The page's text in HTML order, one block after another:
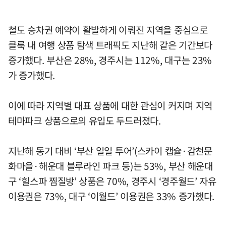
철도 승차권 예약이 활발하게 이뤄진 지역을 중심으로
클룩 내 여행 상품 탐색 트래픽도 지난해 같은 기간보다
증가했다. 부산은 28%, 경주시는 112%, 대구는 23%
가 증가했다.
이에 따라 지역별 대표 상품에 대한 관심이 커지며 지역
테마파크 상품으로의 유입도 두드러졌다.
지난해 동기 대비 ‘부산 일일 투어’(스카이 캡슐·감천문
화마을·해운대 블루라인 파크 등)는 53%, 부산 해운대
구 ‘힐스파 찜질방’ 상품은 70%, 경주시 ‘경주월드’ 자유
이용권은 73%, 대구 ‘이월드’ 이용권은 33% 증가했다.